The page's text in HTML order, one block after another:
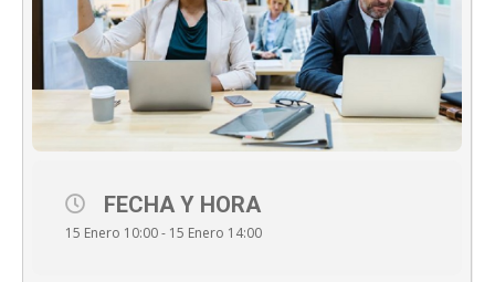
FECHA Y HORA
15 Enero 10:00 - 15 Enero 14:00